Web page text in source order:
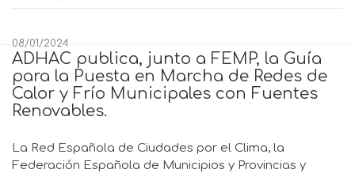
08/01/2024
ADHAC publica, junto a FEMP, la Guía
para la Puesta en Marcha de Redes de
Calor y Frío Municipales con Fuentes
Renovables.
La Red Española de Ciudades por el Clima, la
Federación Española de Municipios y Provincias y